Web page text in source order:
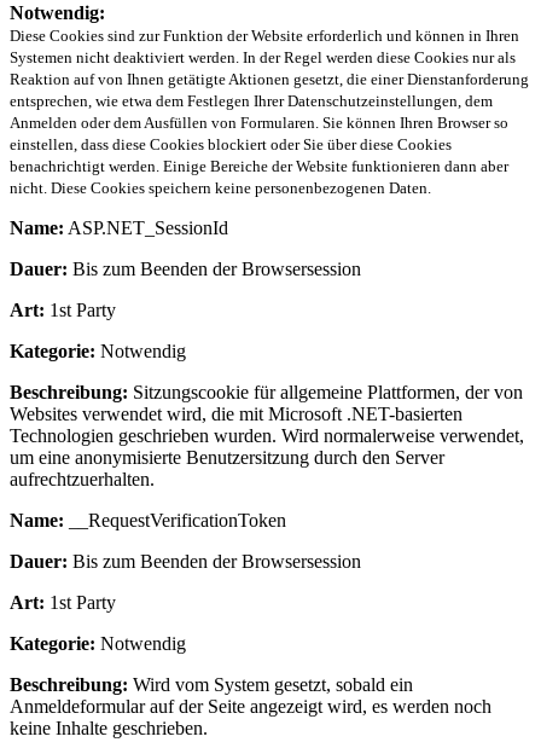
Notwendig:
Diese Cookies sind zur Funktion der Website erforderlich und können in Ihren
Systemen nicht deaktiviert werden. In der Regel werden diese Cookies nur als
Reaktion auf von Ihnen getätigte Aktionen gesetzt, die einer Dienstanforderung
entsprechen, wie etwa dem Festlegen Ihrer Datenschutzeinstellungen, dem
Anmelden oder dem Ausfüllen von Formularen. Sie können Ihren Browser so
einstellen, dass diese Cookies blockiert oder Sie über diese Cookies
benachrichtigt werden. Einige Bereiche der Website funktionieren dann aber
nicht. Diese Cookies speichern keine personenbezogenen Daten.
Name: ASP.NET_SessionId
Dauer: Bis zum Beenden der Browsersession
Art: 1st Party
Kategorie: Notwendig
Beschreibung: Sitzungscookie für allgemeine Plattformen, der von
Websites verwendet wird, die mit Microsoft .NET-basierten
Technologien geschrieben wurden. Wird normalerweise verwendet,
um eine anonymisierte Benutzersitzung durch den Server
aufrechtzuerhalten.
Name: __RequestVerificationToken
Dauer: Bis zum Beenden der Browsersession
Art: 1st Party
Kategorie: Notwendig
Beschreibung: Wird vom System gesetzt, sobald ein
Anmeldeformular auf der Seite angezeigt wird, es werden noch
keine Inhalte geschrieben.